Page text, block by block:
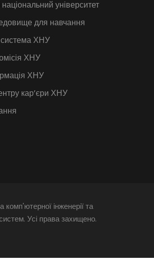
університет
для навчання
ХНУ
ХНУ
ХНУ
кар’єри ХНУ
інженерії та
Усі права захищено.